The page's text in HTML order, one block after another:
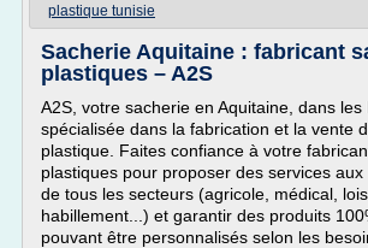
plastique tunisie
Sacherie Aquitaine : fabricant
plastiques – A2S
A2S, votre sacherie en Aquitaine, dans les
spécialisée dans la fabrication et la vente
plastique. Faites confiance à votre
plastiques pour proposer des services
de tous les secteurs (agricole, médical,
habillement...) et garantir des produits
pouvant être personnalisés selon les